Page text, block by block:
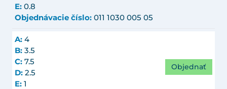
E: 0.8
Objednávacie číslo: 011 1030 005 05
A: 4
B: 3.5
C: 7.5
D: 2.5
E: 1
Objednať